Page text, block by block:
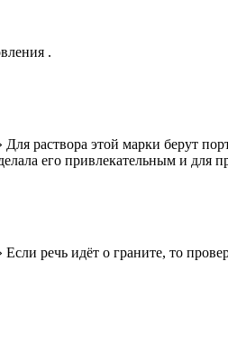
.
раствора этой марки берут
его привлекательным и для
речь идёт о граните, то